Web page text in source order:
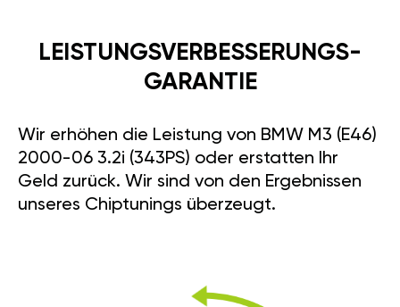
LEISTUNGSVERBESSE­RUNGS­
GARANTIE
Wir erhöhen die Leistung von BMW M3 (E46)
2000-06 3.2i (343PS) oder erstatten Ihr
Geld zurück. Wir sind von den Ergebnissen
unseres Chiptunings überzeugt.